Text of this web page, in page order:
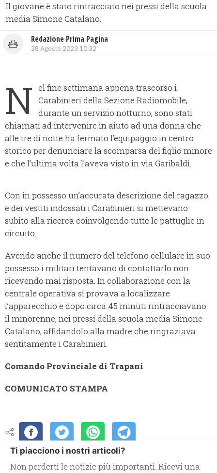
Il giovane è stato rintracciato nei pressi della scuola
media Simone Catalano.
Redazione Prima Pagina
28 Agosto 2023 10:32
N el fine settimana appena trascorso i
Carabinieri della Sezione Radiomobile,
durante un servizio notturno, sono stati
chiamati ad intervenire in aiuto ad una donna che
alle tre di notte ha fermato l’equipaggio in centro
storico per denunciare la scomparsa del figlio minore
e che l’ultima volta l’aveva visto in via Garibaldi.
Con in possesso un’accurata descrizione del ragazzo
e dei vestiti indossati i Carabinieri si mettevano
subito alla ricerca coinvolgendo tutte le pattuglie in
circuito.
Avendo anche il numero del telefono cellulare in suo
possesso i militari tentavano di contattarlo non
ricevendo mai risposta. In collaborazione con la
centrale operativa si provava a localizzare
l’apparecchio e dopo circa 45 minuti rintracciavano
il minorenne, nei pressi della scuola media Simone
Catalano, affidandolo alla madre che ringraziava
sentitamente i Carabinieri.
Comando Provinciale di Trapani
COMUNICATO STAMPA
Ti piacciono i nostri articoli?
Non perderti le notizie più importanti. Ricevi una